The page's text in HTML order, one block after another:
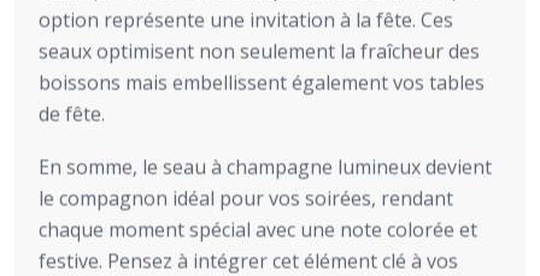
option représente une invitation à la fête. Ces
seaux optimisent non seulement la fraîcheur des
boissons mais embellissent également vos tables
de fête.
En somme, le seau à champagne lumineux devient
le compagnon idéal pour vos soirées, rendant
chaque moment spécial avec une note colorée et
festive. Pensez à intégrer cet élément clé à vos